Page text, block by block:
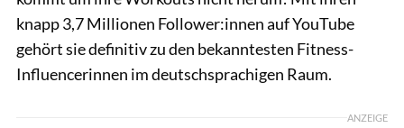
knapp 3,7 Millionen Follower:innen auf YouTube
gehört sie definitiv zu den bekanntesten Fitness-
Influencerinnen im deutschsprachigen Raum.
ANZEIGE